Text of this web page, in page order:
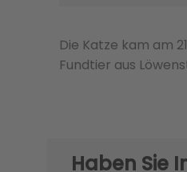
Die Katze kam am
Fundtier aus
Haben Sie